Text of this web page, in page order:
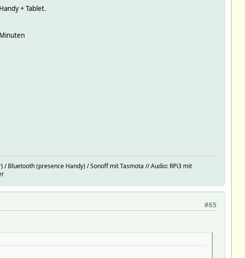
+ Tablet.
/ Bluetooth (presence Handy) / Sonoff mit Tasmota // Audio: RPi3 mit
#65